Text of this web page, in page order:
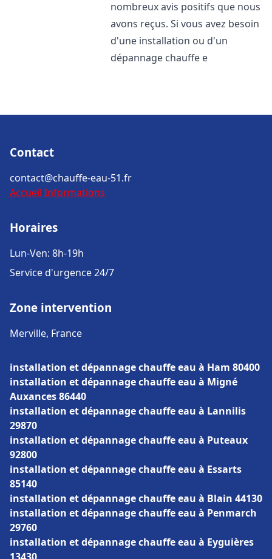
nombreux avis positifs que nous
avons reçus. Si vous avez besoin
d'une installation ou d'un
dépannage chauffe e
Contact
contact@chauffe-eau-51.fr
Accueil Informations
Horaires
Lun-Ven: 8h-19h
Service d'urgence 24/7
Zone intervention
Merville, France
installation et dépannage chauffe eau à Ham 80400
installation et dépannage chauffe eau à Migné
Auxances 86440
installation et dépannage chauffe eau à Lannilis
29870
installation et dépannage chauffe eau à Puteaux
92800
installation et dépannage chauffe eau à Essarts
85140
installation et dépannage chauffe eau à Blain 44130
installation et dépannage chauffe eau à Penmarch
29760
installation et dépannage chauffe eau à Eyguières